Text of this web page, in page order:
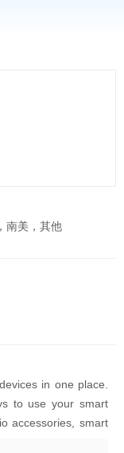
南美，其他
in one place.
to use your smart
accessories, smart
AI.